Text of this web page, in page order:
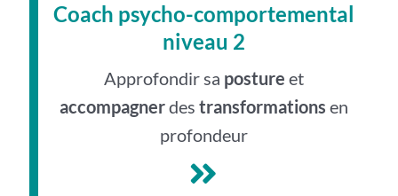
Coach psycho-comportemental
niveau 2
Approfondir sa posture et
accompagnerdes transformations en
profondeur